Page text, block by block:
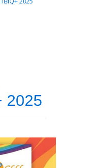
2025